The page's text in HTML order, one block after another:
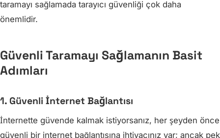
taramayı sağlamada tarayıcı güvenliği çok daha
önemlidir.
Güvenli Taramayı Sağlamanın Basit
Adımları
1. Güvenli İnternet Bağlantısı
İnternette güvende kalmak istiyorsanız, her şeyden önce
güvenli bir internet bağlantısına ihtiyacınız var; ancak pek